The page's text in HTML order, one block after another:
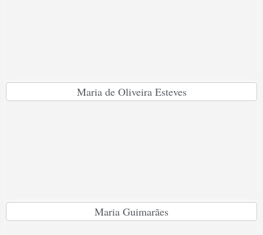
Maria de Oliveira Esteves
Maria Guimarães